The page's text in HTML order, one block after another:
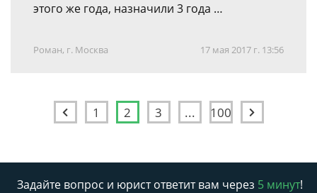
этого же года, назначили 3 года …
Роман, г. Москва 17 мая 2017 г. 13:56
1 2 3 ... 100
Задайте вопрос и юрист ответит вам через 5 минут!